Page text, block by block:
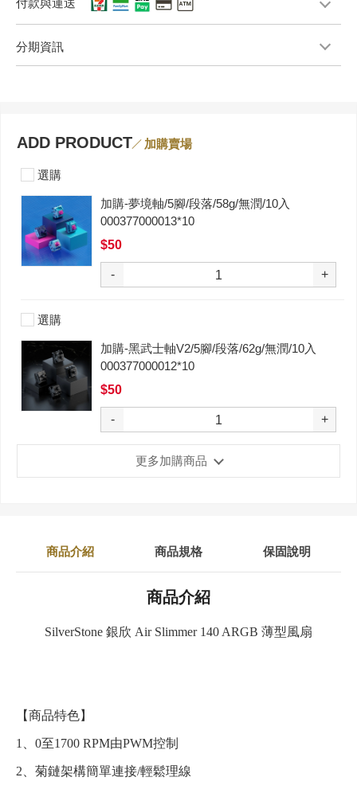
付款與運送
分期資訊
ADD PRODUCT 加購賣場
選購
加購-夢境軸/5腳/段落/58g/無潤/10入
000377000013*10
$50
- +
選購
加購-黑武士軸V2/5腳/段落/62g/無潤/10入
000377000012*10
$50
- +
更多加購商品
商品介紹 商品規格 保固說明
商品介紹
SilverStone 銀欣 Air Slimmer 140 ARGB 薄型風扇
【商品特色】
1、0至1700 RPM由PWM控制
2、菊鏈架構簡單連接/輕鬆理線